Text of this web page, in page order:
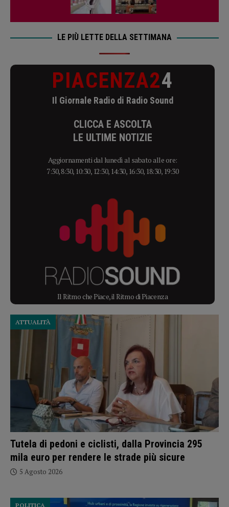
LE PIÙ LETTE DELLA SETTIMANA
PIACENZA24
Il Giornale Radio di Radio Sound
CLICCA E ASCOLTA
LE ULTIME NOTIZIE
Aggiornamenti dal lunedì al sabato alle ore:
7:30, 8:30, 10:30, 12:30, 14:30, 16:30, 18:30, 19:30
Il Ritmo che Piace, il Ritmo di Piacenza
Tutela di pedoni e ciclisti, dalla Provincia 295
mila euro per rendere le strade più sicure
ATTUALITÀ
5 Agosto 2026
POLITICA